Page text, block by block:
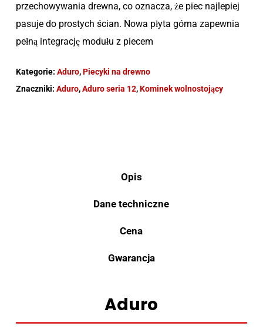
przechowywania drewna, co oznacza, że piec najlepiej
pasuje do prostych ścian. Nowa płyta górna zapewnia
pełną integrację modułu z piecem
Kategorie: Aduro,Piecyki na drewno
Znaczniki: Aduro,Aduro seria 12,Kominek wolnostojący
Opis
Dane techniczne
Cena
Gwarancja
Aduro